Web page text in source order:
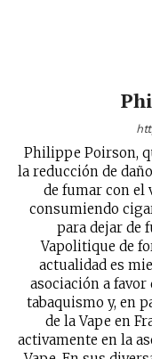
Philippe Poirson,
la reducción de
de fumar con el
consumiendo
para dejar de
Vapolitique de
actualidad es
asociación a
tabaquismo y, en
de la Vape en
activamente en la